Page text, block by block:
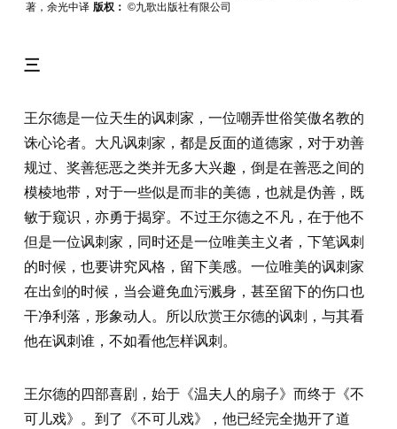
著，余光中译 版权： ©️九歌出版社有限公司
三
王尔德是一位天生的讽刺家，一位嘲弄世俗笑傲名教的
诛心论者。大凡讽刺家，都是反面的道德家，对于劝善
规过、奖善惩恶之类并无多大兴趣，倒是在善恶之间的
模棱地带，对于一些似是而非的美德，也就是伪善，既
敏于窥识，亦勇于揭穿。不过王尔德之不凡，在于他不
但是一位讽刺家，同时还是一位唯美主义者，下笔讽刺
的时候，也要讲究风格，留下美感。一位唯美的讽刺家
在出剑的时候，当会避免血污溅身，甚至留下的伤口也
干净利落，形象动人。所以欣赏王尔德的讽刺，与其看
他在讽刺谁，不如看他怎样讽刺。
王尔德的四部喜剧，始于《温夫人的扇子》而终于《不
可儿戏》。到了《不可儿戏》，他已经完全抛开了道